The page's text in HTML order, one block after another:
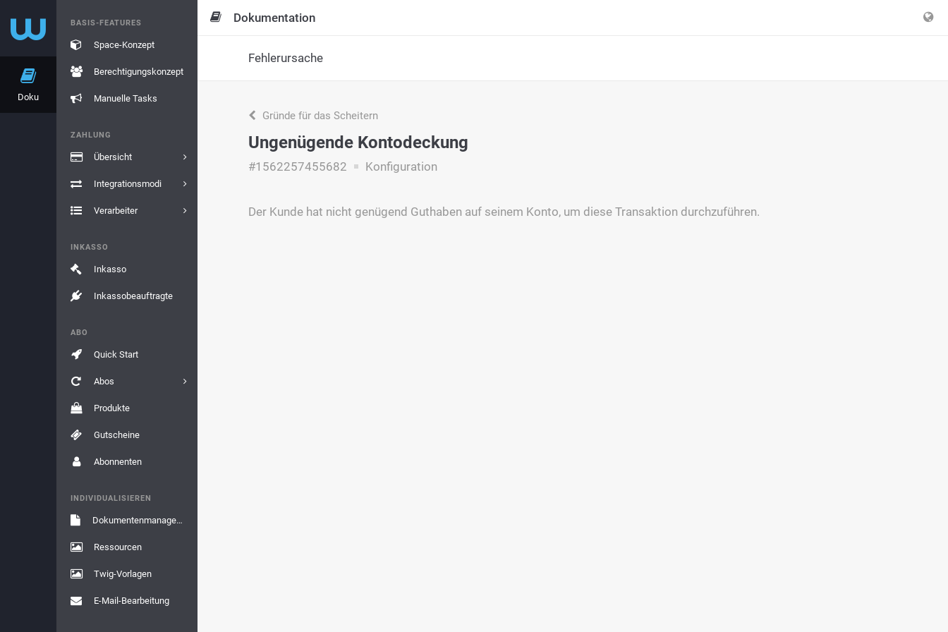
Doku
BASIS-FEATURES
Space-Konzept
Berechtigungskonzept
Manuelle Tasks
ZAHLUNG
Übersicht
Integrationsmodi
Verarbeiter
INKASSO
Inkasso
Inkassobeauftragte
ABO
Quick Start
Abos
Produkte
Gutscheine
Abonnenten
INDIVIDUALISIEREN
Dokumentenmanagement
Ressourcen
Twig-Vorlagen
E-Mail-Bearbeitung
Dokumentation
Fehlerursache
Gründe für das Scheitern
Ungenügende Kontodeckung
#1562257455682 Konfiguration
Der Kunde hat nicht genügend Guthaben auf seinem Konto, um diese Transaktion durchzuführen.